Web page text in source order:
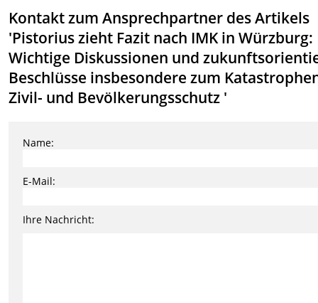
Kontakt zum Ansprechpartner des Artikels
'Pistorius zieht Fazit nach IMK in Würzburg:
Wichtige Diskussionen und
Beschlüsse insbesondere zum
Zivil- und Bevölkerungsschutz '
Name:
E-Mail:
Ihre Nachricht: